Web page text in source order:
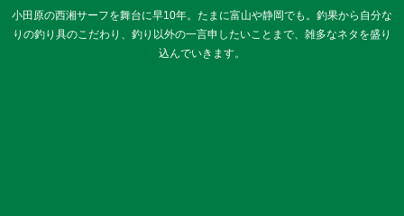
小田原の西湘サーフを舞台に早10年。たまに富山や静岡でも。釣果から自分な
りの釣り具のこだわり、釣り以外の一言申したいことまで、雑多なネタを盛り
込んでいきます。